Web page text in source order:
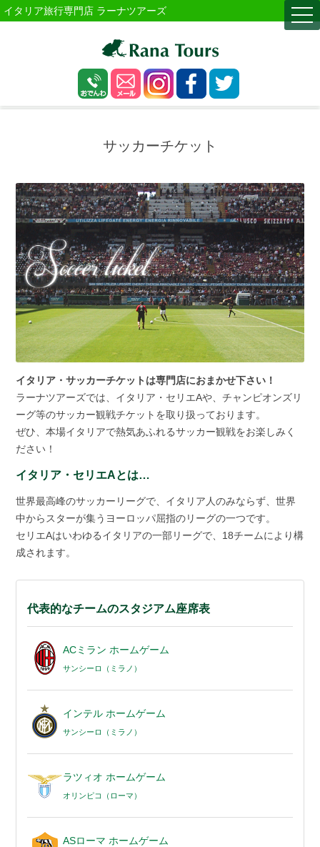
イタリア旅行専門店 ラーナツアーズ
サッカーチケット
イタリア・サッカーチケットは専門店におまかせ下さい！
ラーナツアーズでは、イタリア・セリエAや、チャンピオンズリ
ーグ等のサッカー観戦チケットを取り扱っております。
ぜひ、本場イタリアで熱気あふれるサッカー観戦をお楽しみく
ださい！
イタリア・セリエAとは…
世界最高峰のサッカーリーグで、イタリア人のみならず、世界
中からスターが集うヨーロッパ屈指のリーグの一つです。
セリエAはいわゆるイタリアの一部リーグで、18チームにより構
成されます。
代表的なチームのスタジアム座席表
ACミラン ホームゲーム
サンシーロ（ミラノ）
インテル ホームゲーム
サンシーロ（ミラノ）
ラツィオ ホームゲーム
オリンピコ（ローマ）
ASローマ ホームゲーム